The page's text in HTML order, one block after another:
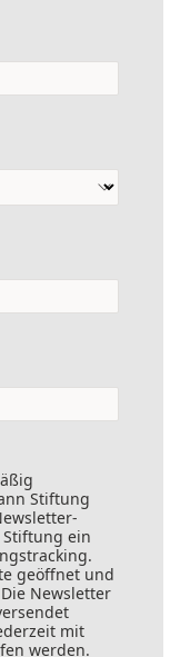
Stiftung
ein
geöffnet und
Newsletter
mit
werden.